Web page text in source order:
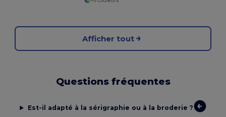
Afficher tout
Questions fréquentes
Est-il adapté à la sérigraphie ou à la broderie ?